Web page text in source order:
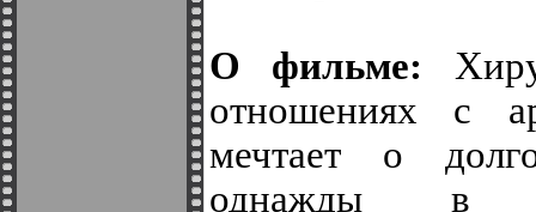
О фильме:
отношениях с
мечтает о
однажды в